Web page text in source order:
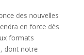
des nouvelles
en force dès
formats
dont notre